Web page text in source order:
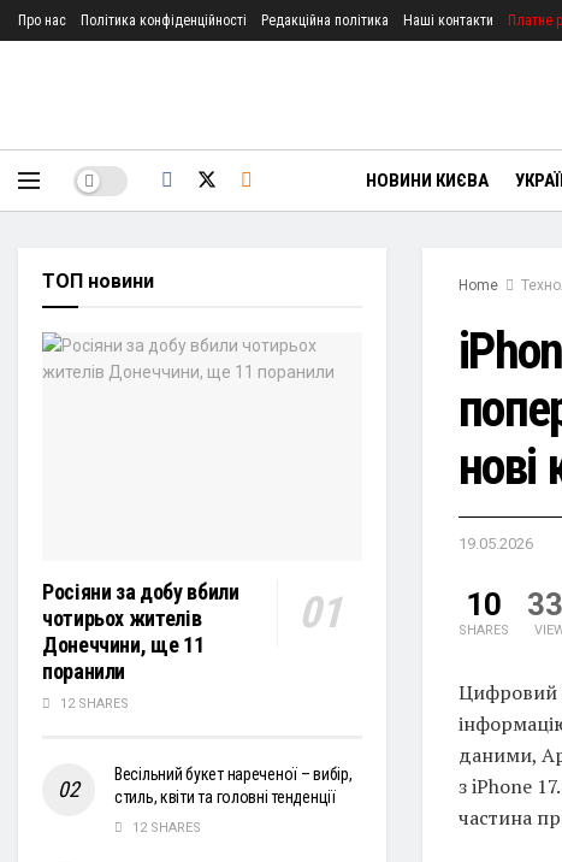
Про нас Політика конфіденційності Редакційна політика Наші контакти Платне
НОВИНИ КИЄВА
Home
нові
19.05.2026
10
SHARES
Цифровий
даними,
з iPhone
частина
ТОП новини
Росіяни за добу вбили
чотирьох жителів
Донеччини, ще 11
поранили
12 SHARES
Весільний букет нареченої – вибір,
стиль, квіти та головні тенденції
12 SHARES